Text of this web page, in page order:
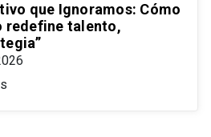
que Ignoramos: Cómo
redefine talento,